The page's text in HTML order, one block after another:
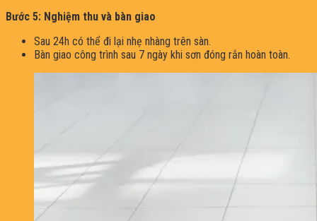
Bước 5: Nghiệm thu và bàn giao
Sau 24h có thể đi lại nhẹ nhàng trên sàn.
Bàn giao công trình sau 7 ngày khi sơn đóng rắn hoàn toàn.